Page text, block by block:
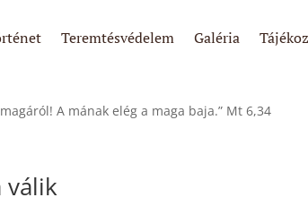
Teremtésvédelem Galéria
A mának elég a maga baja.” Mt 6,34
válik